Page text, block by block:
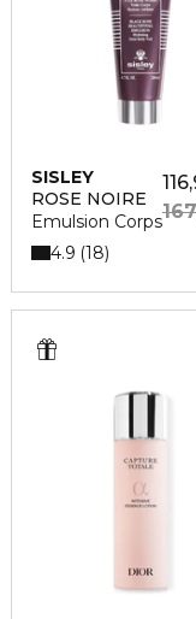
SISLEY
ROSE NOIRE
Emulsion Corps
4.9 18